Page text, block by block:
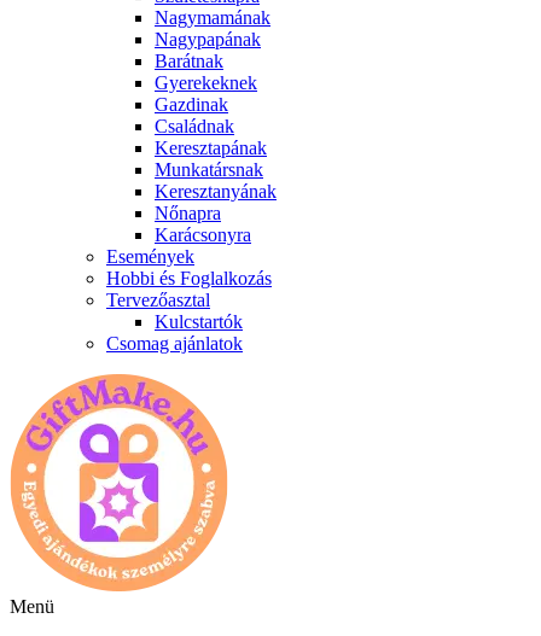
Nagymamának
Nagypapának
Barátnak
Gyerekeknek
Gazdinak
Családnak
Keresztapának
Munkatársnak
Keresztanyának
Nőnapra
Karácsonyra
Események
Hobbi és Foglalkozás
Tervezőasztal
Kulcstartók
Csomag ajánlatok
Menü